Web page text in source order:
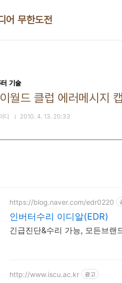
어 무한도전
터 기술
월드 클럽 에러메시지
디 2010. 4. 13. 20:33
https://blog.naver.com/edr0220
인버터수리 이디알(EDR)
긴급진단&수리 가능, 모든브랜
http://www.iscu.ac.kr 광고